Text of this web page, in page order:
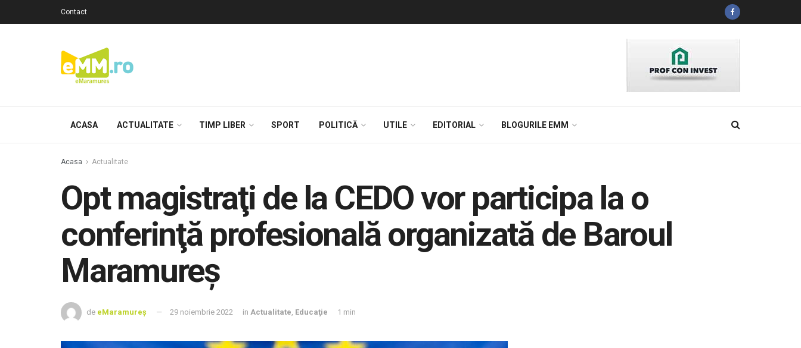
Contact
ACASA ACTUALITATE TIMP LIBER SPORT POLITICĂ UTILE EDITORIAL BLOGURILE EMM
Acasa Actualitate
Opt magistraţi de la CEDO vor participa la o
conferinţă profesională organizată de Baroul
Maramureş
de eMaramureș 29 noiembrie 2022 in Actualitate, Educaţie 1 min